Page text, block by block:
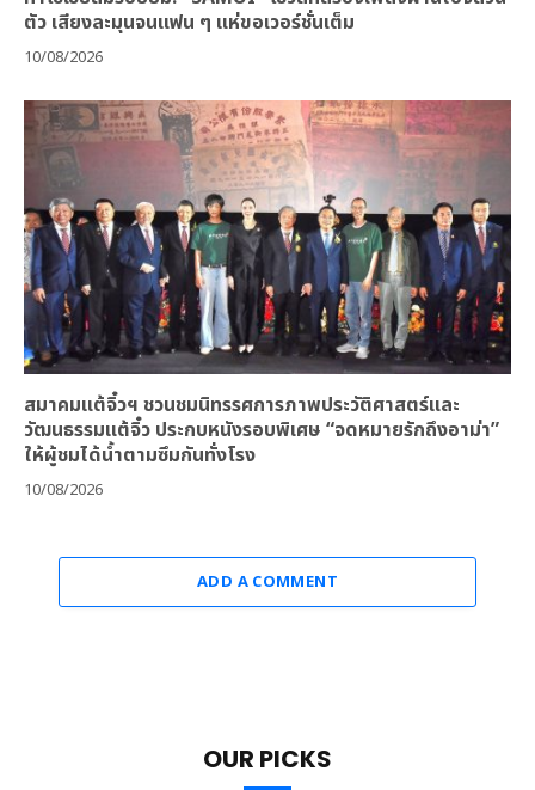
ตัว เสียงละมุนจนแฟน ๆ แห่ขอเวอร์ชั่นเต็ม
10/08/2026
สมาคมแต้จิ๋วฯ ชวนชมนิทรรศการภาพประวัติศาสตร์และ
วัฒนธรรมแต้จิ๋ว ประกบหนังรอบพิเศษ “จดหมายรักถึงอาม่า”
ให้ผู้ชมได้น้ำตามซึมกันทั่งโรง
10/08/2026
ADD A COMMENT
OUR PICKS